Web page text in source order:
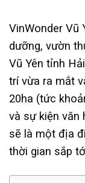
VinWonder Vũ
dưỡng, vườn
Vũ Yên tỉnh
trí vừa ra mắt
20ha (tức
và sự kiện văn
sẽ là một địa
thời gian sắp